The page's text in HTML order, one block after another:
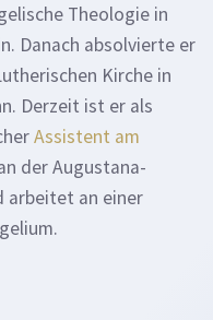
Theologie in
Danach absolvierte er
Kirche in
Derzeit ist er als
Assistent am
der Augustana-
arbeitet an einer